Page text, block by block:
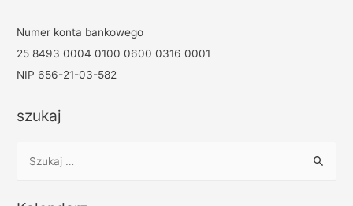
Numer konta bankowego
25 8493 0004 0100 0600 0316 0001
NIP 656-21-03-582
szukaj